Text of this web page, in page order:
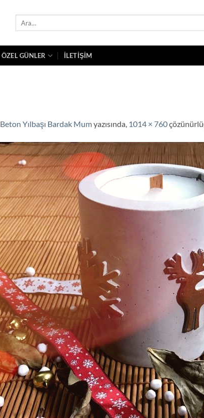
ÖZEL GÜNLER İLETIŞIM
Beton Yılbaşı Bardak Mumyazısında, 1014 × 760